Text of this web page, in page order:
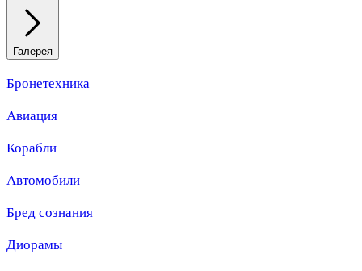
Галерея
Бронетехника
Авиация
Корабли
Автомобили
Бред сознания
Диорамы